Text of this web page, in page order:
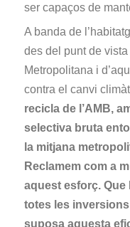
ser capaços de
A banda de
des del punt de
Metropolitana i
contra el canvi
recicla de l’AMB,
selectiva bruta
la mitjana
Reclamem com a
aquest esforç.
totes les inversions
suposa aquesta